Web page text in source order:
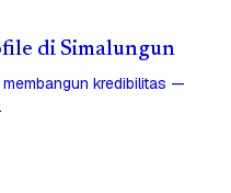
di Simalungun
kredibilitas —